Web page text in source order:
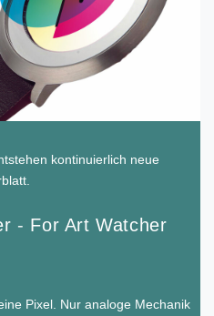
kontinuierlich neue
- For Art Watcher
Pixel. Nur analoge Mechanik